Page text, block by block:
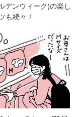
デンウィーク)の楽し
も続々！